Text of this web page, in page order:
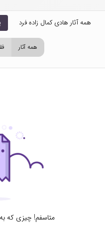
همه آثار هادی کمال زاده فرد
همه آثار
متاسفم! چیزی که